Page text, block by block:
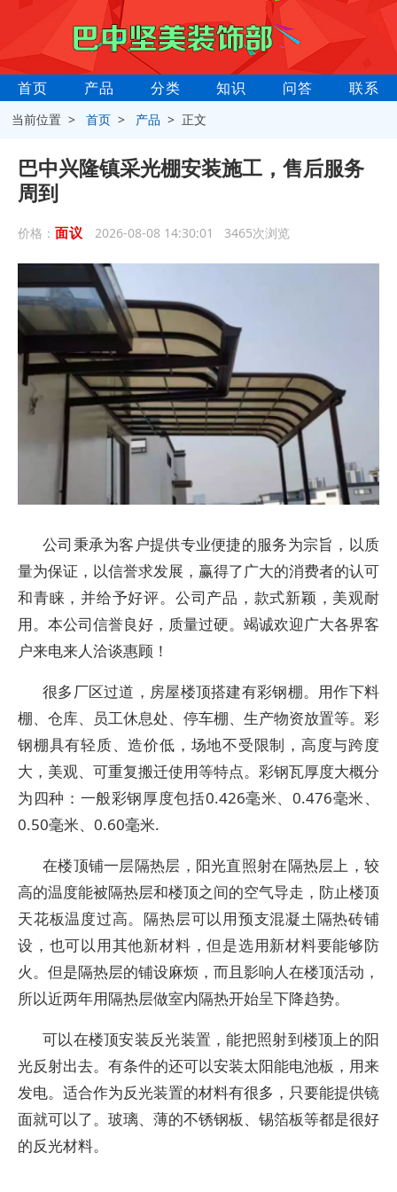
首页 产品 分类 知识 问答 联系
当前位置 >首页 > 产品 > 正文
巴中兴隆镇采光棚安装施工，售后服务
周到
价格： 面议 2026-08-08 14:30:01 3465次浏览
公司秉承为客户提供专业便捷的服务为宗旨，以质
量为保证，以信誉求发展，赢得了广大的消费者的认可
和青睐，并给予好评。公司产品，款式新颖，美观耐
用。本公司信誉良好，质量过硬。竭诚欢迎广大各界客
户来电来人洽谈惠顾！
很多厂区过道，房屋楼顶搭建有彩钢棚。用作下料
棚、仓库、员工休息处、停车棚、生产物资放置等。彩
钢棚具有轻质、造价低，场地不受限制，高度与跨度
大，美观、可重复搬迁使用等特点。彩钢瓦厚度大概分
为四种：一般彩钢厚度包括0.426毫米、0.476毫米、
0.50毫米、0.60毫米.
在楼顶铺一层隔热层，阳光直照射在隔热层上，较
高的温度能被隔热层和楼顶之间的空气导走，防止楼顶
天花板温度过高。隔热层可以用预支混凝土隔热砖铺
设，也可以用其他新材料，但是选用新材料要能够防
火。但是隔热层的铺设麻烦，而且影响人在楼顶活动，
所以近两年用隔热层做室内隔热开始呈下降趋势。
可以在楼顶安装反光装置，能把照射到楼顶上的阳
光反射出去。有条件的还可以安装太阳能电池板，用来
发电。适合作为反光装置的材料有很多，只要能提供镜
面就可以了。玻璃、薄的不锈钢板、锡箔板等都是很好
的反光材料。